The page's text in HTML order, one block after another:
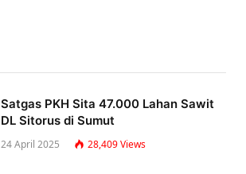
Satgas PKH Sita 47.000 Lahan Sawit
DL Sitorus di Sumut
24 April 2025 28,409Views